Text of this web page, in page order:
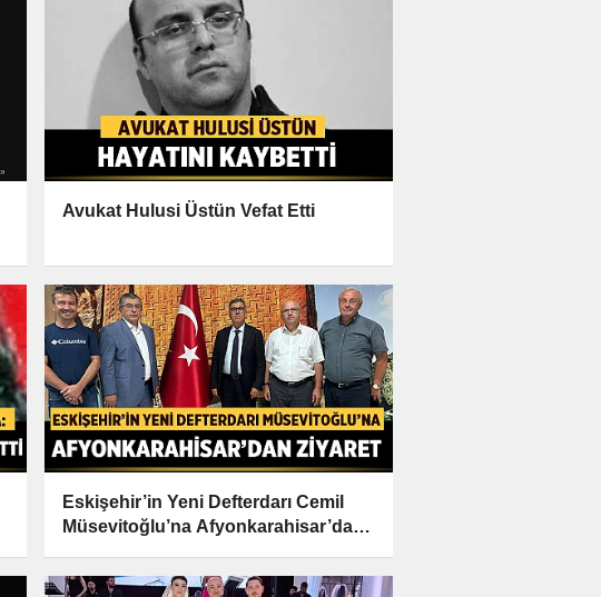
Avukat Hulusi Üstün Vefat Etti
Eskişehir’in Yeni Defterdarı Cemil
Müsevitoğlu’na Afyonkarahisar’dan